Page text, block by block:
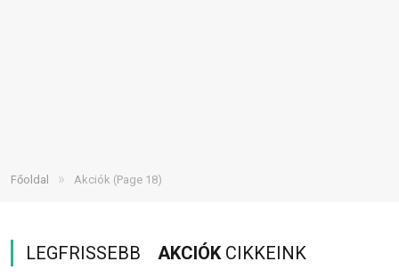
Főoldal » Akciók (Page 18)
LEGFRISSEBB AKCIÓKCIKKEINK